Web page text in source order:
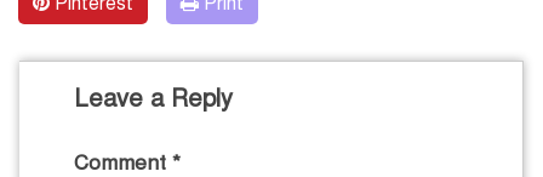
Leave a Reply
Comment *